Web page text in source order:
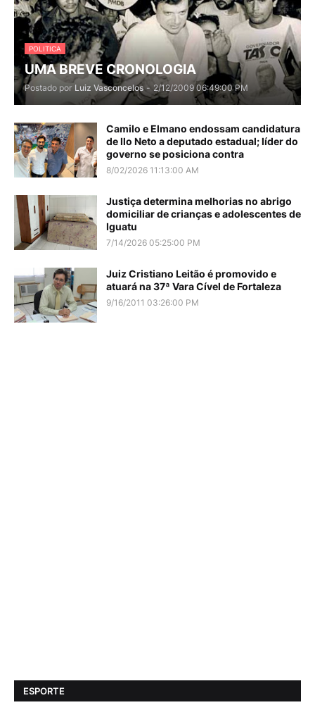
POLITICA
UMA BREVE CRONOLOGIA
Postado por Luiz Vasconcelos - 2/12/2009 06:49:00 PM
Camilo e Elmano endossam candidatura
de Ilo Neto a deputado estadual; líder do
governo se posiciona contra
8/02/2026 11:13:00 AM
Justiça determina melhorias no abrigo
domiciliar de crianças e adolescentes de
Iguatu
7/14/2026 05:25:00 PM
Juiz Cristiano Leitão é promovido e
atuará na 37ª Vara Cível de Fortaleza
9/16/2011 03:26:00 PM
ESPORTE